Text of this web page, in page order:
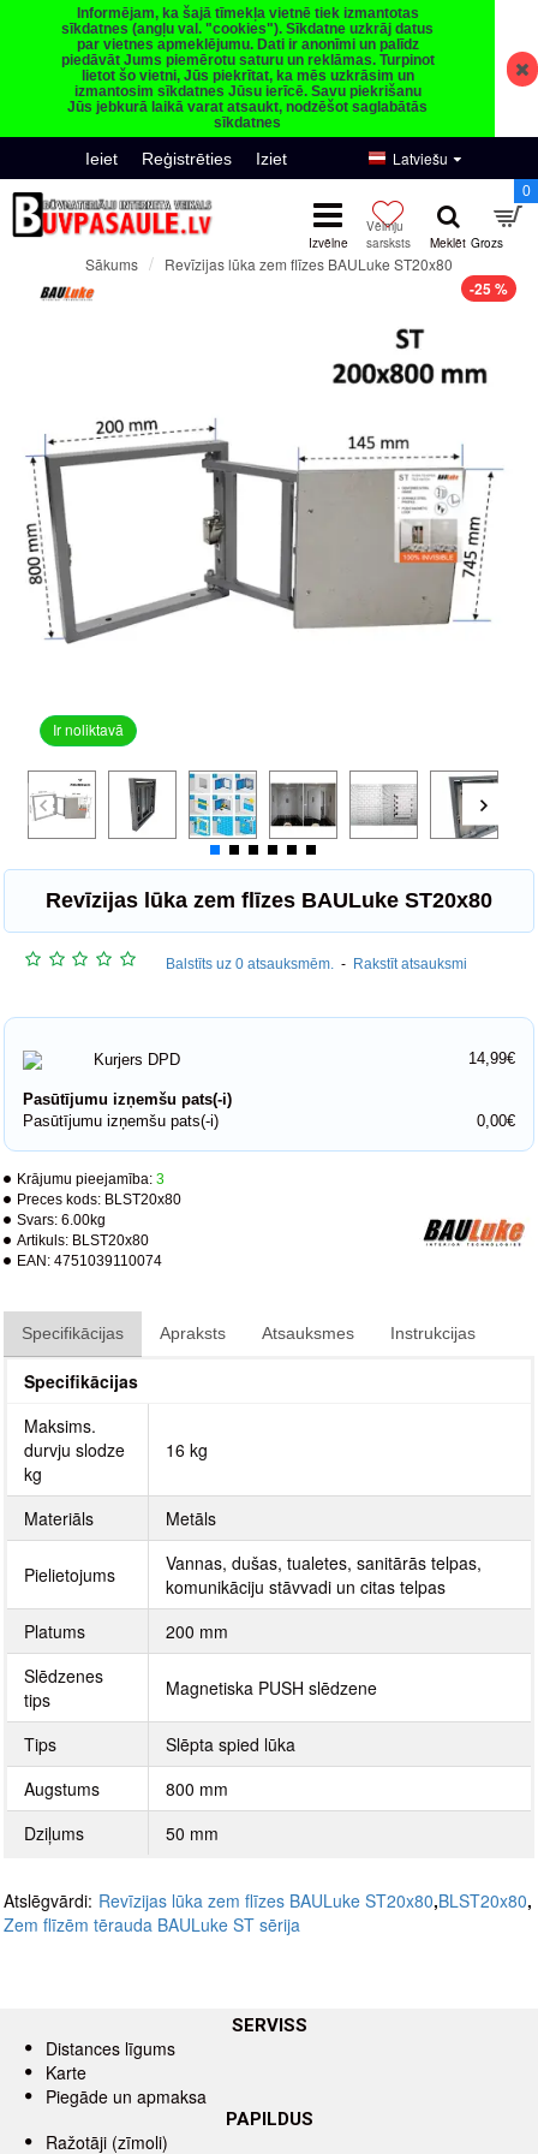
Informējam, ka šajā tīmekļa vietnē tiek izmantotas
sīkdatnes (angļu val. "cookies"). Sīkdatne uzkrāj datus
par vietnes apmeklējumu. Dati ir anonīmi un palīdz
piedāvāt Jums piemērotu saturu un reklāmas. Turpinot
lietot šo vietni, Jūs piekrītat, ka mēs uzkrāsim un
izmantosim sīkdatnes Jūsu ierīcē. Savu piekrišanu
Jūs jebkurā laikā varat atsaukt, nodzēšot saglabātās
sīkdatnes
Ieiet Reģistrēties Iziet Latviešu
0
Sākums Revīzijas lūka zem flīzes BAULuke ST20x80
Ir noliktavā
-25 %
Revīzijas lūka zem flīzes BAULuke ST20x80
Krājumu pieejamība: 3
Preces kods: BLST20x80
Svars: 6.00kg
Artikuls: BLST20x80
EAN: 4751039110074
Balstīts uz 0 atsauksmēm. - Rakstīt atsauksmi
Kurjers DPD 14,99€
Pasūtījumu izņemšu pats(-i)
Pasūtījumu izņemšu pats(-i)
0,00€
Specifikācijas Apraksts Atsauksmes Instrukcijas
Specifikācijas
Maksims.
durvju slodze
kg
16 kg
Materiāls Metāls
Pielietojums
Vannas, dušas, tualetes, sanitārās telpas,
komunikāciju stāvvadi un citas telpas
Platums
200 mm
Slēdzenes
tips
Magnetiska PUSH slēdzene
Tips
Slēpta spied lūka
Augstums
800 mm
Dziļums
50 mm
Atslēgvārdi: Revīzijas lūka zem flīzes BAULuke ST20x80,BLST20x80,
Zem flīzēm tērauda BAULuke ST sērija
SERVISS
Distances līgums
Karte
Piegāde un apmaksa
PAPILDUS
Ražotāji (zīmoli)